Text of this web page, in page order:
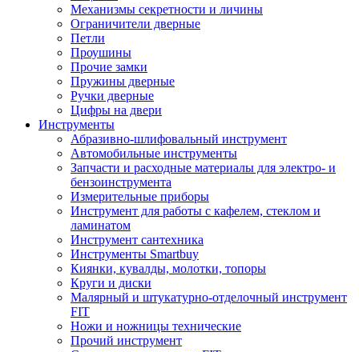
Механизмы секретности и личины
Ограничители дверные
Петли
Проушины
Прочие замки
Пружины дверные
Ручки дверные
Цифры на двери
Инструменты
Абразивно-шлифовальный инструмент
Автомобильные инструменты
Запчасти и расходные материалы для электро- и
бензоинструмента
Измерительные приборы
Инструмент для работы с кафелем, стеклом и
ламинатом
Инструмент сантехника
Инструменты Smartbuy
Киянки, кувалды, молотки, топоры
Круги и диски
Малярный и штукатурно-отделочный инструмент
FIT
Ножи и ножницы технические
Прочий инструмент